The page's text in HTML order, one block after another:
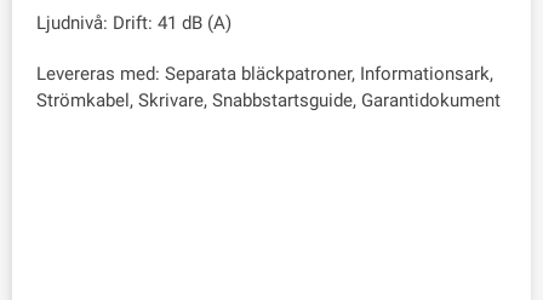
Ljudnivå: Drift: 41 dB (A)
Levereras med: Separata bläckpatroner, Informationsark,
Strömkabel, Skrivare, Snabbstartsguide, Garantidokument